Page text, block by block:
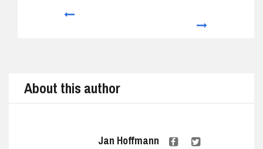
About this author
Jan Hoffmann